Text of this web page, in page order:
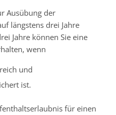
Ausübung der
längstens drei Jahre
Jahre können Sie eine
wenn
und
ist.
für einen